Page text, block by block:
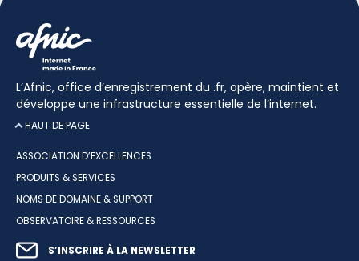
L’Afnic, office d’enregistrement du .fr, opère, maintient et
développe une infrastructure essentielle de l’internet.
HAUT DE PAGE
ASSOCIATION D’EXCELLENCES
PRODUITS & SERVICES
NOMS DE DOMAINE & SUPPORT
OBSERVATOIRE & RESSOURCES
S’INSCRIRE À LA NEWSLETTER